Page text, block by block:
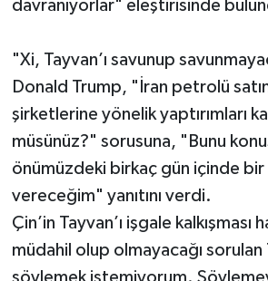
davranıyorlar" eleştirisinde
"Xi, Tayvan’ı savunup
Donald Trump, "İran petrolü
şirketlerine yönelik yaptırımları
müsünüz?" sorusuna, "Bunu
önümüzdeki birkaç gün içinde bir
vereceğim" yanıtını verdi.
Çin’in Tayvan’ı işgale kalkışması
müdahil olup olmayacağı
söylemek istemiyorum.